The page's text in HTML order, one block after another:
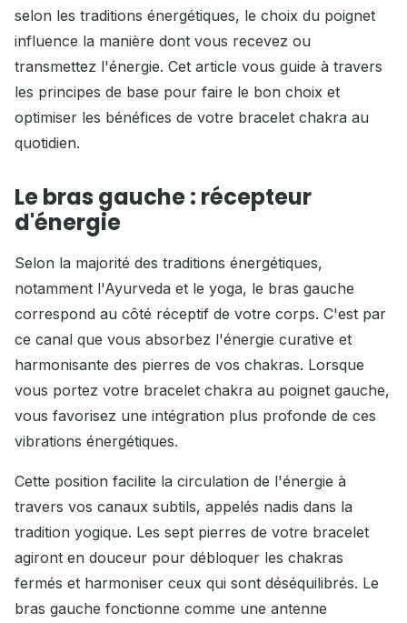
selon les traditions énergétiques, le choix du poignet
influence la manière dont vous recevez ou
transmettez l'énergie. Cet article vous guide à travers
les principes de base pour faire le bon choix et
optimiser les bénéfices de votre bracelet chakra au
quotidien.
Le bras gauche : récepteur
d'énergie
Selon la majorité des traditions énergétiques,
notamment l'Ayurveda et le yoga, le bras gauche
correspond au côté réceptif de votre corps. C'est par
ce canal que vous absorbez l'énergie curative et
harmonisante des pierres de vos chakras. Lorsque
vous portez votre bracelet chakra au poignet gauche,
vous favorisez une intégration plus profonde de ces
vibrations énergétiques.
Cette position facilite la circulation de l'énergie à
travers vos canaux subtils, appelés nadis dans la
tradition yogique. Les sept pierres de votre bracelet
agiront en douceur pour débloquer les chakras
fermés et harmoniser ceux qui sont déséquilibrés. Le
bras gauche fonctionne comme une antenne